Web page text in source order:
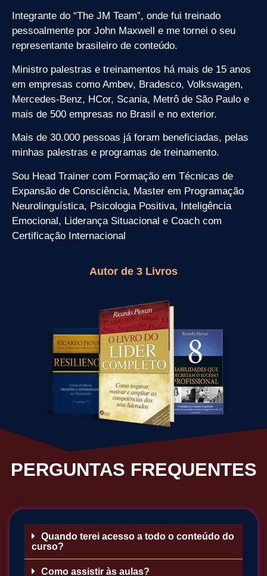
Integrante do “The JM Team”, onde fui treinado
pessoalmente por John Maxwell e me tornei o seu
representante brasileiro de conteúdo.
Ministro palestras e treinamentos há mais de 15 anos
em empresas como Ambev, Bradesco, Volkswagen,
Mercedes-Benz, HCor, Scania, Metrô de São Paulo e
mais de 500 empresas no Brasil e no exterior.
Mais de 30.000 pessoas já foram beneficiadas, pelas
minhas palestras e programas de treinamento.
Sou Head Trainer com Formação em Técnicas de
Expansão de Consciência, Master em Programação
Neurolinguística, Psicologia Positiva, Inteligência
Emocional, Liderança Situacional e Coach com
Certificação Internacional
Autor de 3 Livros
PERGUNTAS FREQUENTES
Quando terei acesso a todo o conteúdo do
curso?
Como assistir às aulas?